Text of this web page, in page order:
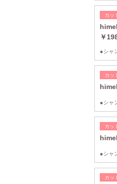
カッ
￥
●シャ
カッ
●シャ
カッ
●シャ
カッ